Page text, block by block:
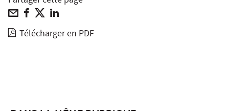
Télécharger en PDF